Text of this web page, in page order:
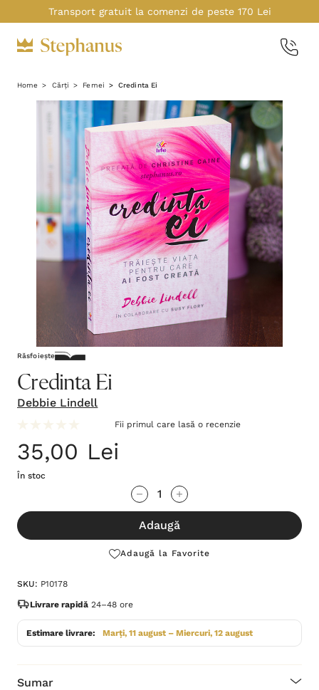
Transport gratuit la comenzi de peste 170 Lei
Home Cărți Femei Credinta Ei
Răsfoiește
Credinta Ei
Debbie Lindell
Fii primul care lasă o recenzie
35,00 Lei
În stoc
te!
Stocul
Adaugă
Adaugă la Favorite
SKU: P10178
Livrare rapidă 24–48 ore
Estimare livrare: Marți, 11 august – Miercuri, 12 august
Sumar